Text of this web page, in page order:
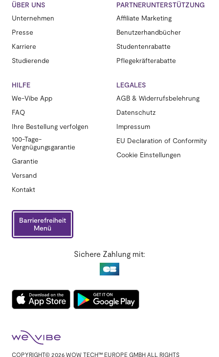
ÜBER UNS
Unternehmen
Presse
Karriere
Studierende
PARTNERUNTERSTÜTZUNG
Affiliate Marketing
Benutzerhandbücher
Studentenrabatte
Pflegekräfterabatte
HILFE
We-Vibe App
FAQ
Ihre Bestellung verfolgen
100-Tage-
Vergnügungsgarantie
Garantie
Versand
Kontakt
LEGALES
AGB & Widerrufsbelehrung
Datenschutz
Impressum
EU Declaration of Conformity
Cookie Einstellungen
Barrierefreiheit
Menü
Sichere Zahlung mit:
COPYRIGHT© 2026 WOW TECH™ EUROPE GMBH ALL RIGHTS